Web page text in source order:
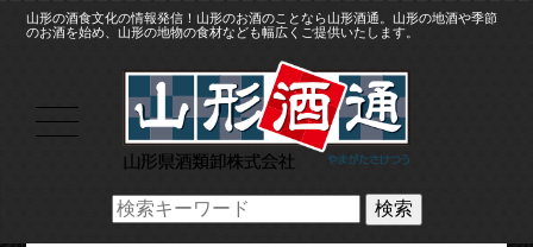
山形の酒食文化の情報発信！山形のお酒のことなら山形酒通。山形の地酒や季節
のお酒を始め、山形の地物の食材なども幅広くご提供いたします。
検索